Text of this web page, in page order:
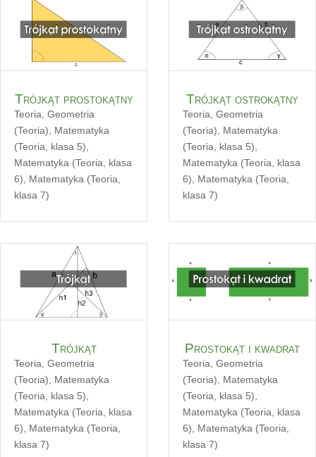
Trójkąt prostokątny
Teoria Geometria
(Teoria)
Matematyka
(Teoria, klasa 5)
Matematyka (Teoria, klasa
6)
Matematyka (Teoria,
klasa 7)
Trójkąt ostrokątny
Teoria Geometria
(Teoria)
Matematyka
(Teoria, klasa 5)
Matematyka (Teoria, klasa
6)
Matematyka (Teoria,
klasa 7)
Trójkąt
Teoria, Geometria
(Teoria), Matematyka
(Teoria, klasa 5),
Matematyka (Teoria, klasa
6), Matematyka (Teoria,
klasa 7)
Prostokąt i kwadrat
Teoria, Geometria
(Teoria), Matematyka
(Teoria, klasa 5),
Matematyka (Teoria, klasa
6), Matematyka (Teoria,
klasa 7)